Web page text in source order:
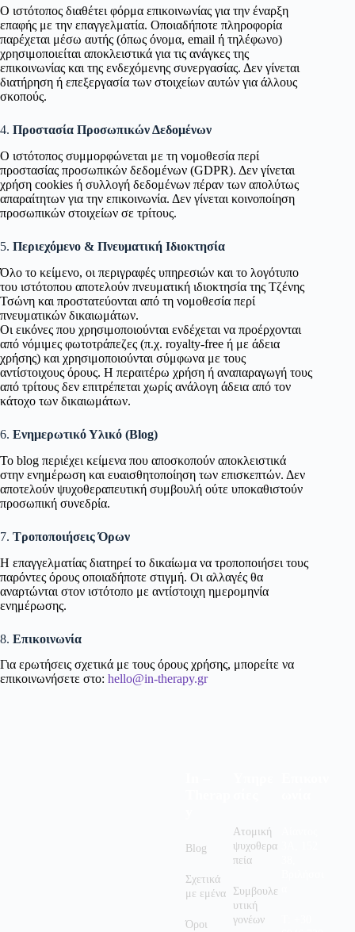
Ο ιστότοπος διαθέτει φόρμα επικοινωνίας για την έναρξη
επαφής με την επαγγελματία. Οποιαδήποτε πληροφορία
παρέχεται μέσω αυτής (όπως όνομα, email ή τηλέφωνο)
χρησιμοποιείται αποκλειστικά για τις ανάγκες της
επικοινωνίας και της ενδεχόμενης συνεργασίας. Δεν γίνεται
διατήρηση ή επεξεργασία των στοιχείων αυτών για άλλους
σκοπούς.
4. Προστασία Προσωπικών Δεδομένων
Ο ιστότοπος συμμορφώνεται με τη νομοθεσία περί
προστασίας προσωπικών δεδομένων (GDPR). Δεν γίνεται
χρήση cookies ή συλλογή δεδομένων πέραν των απολύτως
απαραίτητων για την επικοινωνία. Δεν γίνεται κοινοποίηση
προσωπικών στοιχείων σε τρίτους.
5. Περιεχόμενο & Πνευματική Ιδιοκτησία
Όλο το κείμενο, οι περιγραφές υπηρεσιών και το λογότυπο
του ιστότοπου αποτελούν πνευματική ιδιοκτησία της Τζένης
Τσώνη και προστατεύονται από τη νομοθεσία περί
πνευματικών δικαιωμάτων.
Οι εικόνες που χρησιμοποιούνται ενδέχεται να προέρχονται
από νόμιμες φωτοτράπεζες (π.χ. royalty-free ή με άδεια
χρήσης) και χρησιμοποιούνται σύμφωνα με τους
αντίστοιχους όρους. Η περαιτέρω χρήση ή αναπαραγωγή τους
από τρίτους δεν επιτρέπεται χωρίς ανάλογη άδεια από τον
κάτοχο των δικαιωμάτων.
6. Ενημερωτικό Υλικό (Blog)
Το blog περιέχει κείμενα που αποσκοπούν αποκλειστικά
στην ενημέρωση και ευαισθητοποίηση των επισκεπτών. Δεν
αποτελούν ψυχοθεραπευτική συμβουλή ούτε υποκαθιστούν
προσωπική συνεδρία.
7. Τροποποιήσεις Όρων
Η επαγγελματίας διατηρεί το δικαίωμα να τροποποιήσει τους
παρόντες όρους οποιαδήποτε στιγμή. Οι αλλαγές θα
αναρτώνται στον ιστότοπο με αντίστοιχη ημερομηνία
ενημέρωσης.
8. Επικοινωνία
Για ερωτήσεις σχετικά με τους όρους χρήσης, μπορείτε να
επικοινωνήσετε στο: hello@in-therapy.gr
Blog
Σχετικά
με εμένα
Όροι
Ατομική
ψυχοθερα
πεία
Συμβουλε
υτική
γονέων